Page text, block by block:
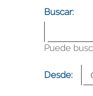
Buscar:
Puede
Desde: